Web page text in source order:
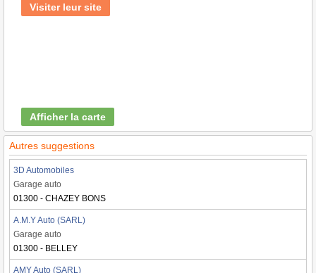
Visiter leur site
Afficher la carte
Autres suggestions
3D Automobiles
Garage auto
01300 - CHAZEY BONS
A.M.Y Auto (SARL)
Garage auto
01300 - BELLEY
AMY Auto (SARL)